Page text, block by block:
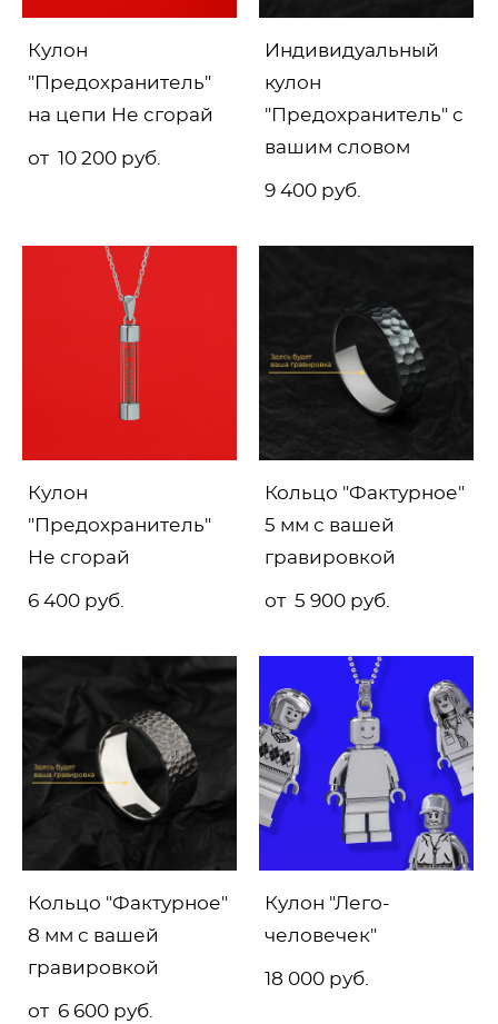
Кулон
"Предохранитель"
на цепи Не сгорай
от 10 200 pуб.
Индивидуальный
кулон
"Предохранитель" с
вашим словом
9 400 pуб.
Кулон
"Предохранитель"
Не сгорай
6 400 pуб.
Кольцо "Фактурное"
5 мм с вашей
гравировкой
от 5 900 pуб.
Кольцо "Фактурное"
8 мм с вашей
гравировкой
от 6 600 pуб.
Кулон "Лего-
человечек"
18 000 pуб.